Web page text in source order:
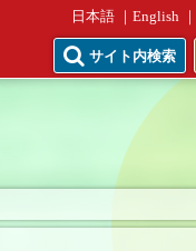
日本語 English
サイト内検索